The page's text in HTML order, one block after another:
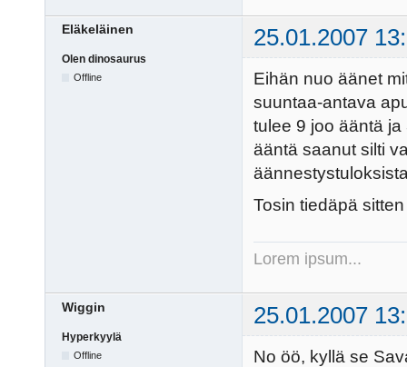
Eläkeläinen 25.01.2007
Olen dinosaurus
Offline
Eihän nuo äänet
suuntaa-antava
tulee 9 joo ääntä
ääntä saanut silti
Tosin tiedäpä
Lorem ipsum...
Wiggin 25.01.2007
Hyperkyylä
Offline
No öö, kyllä se